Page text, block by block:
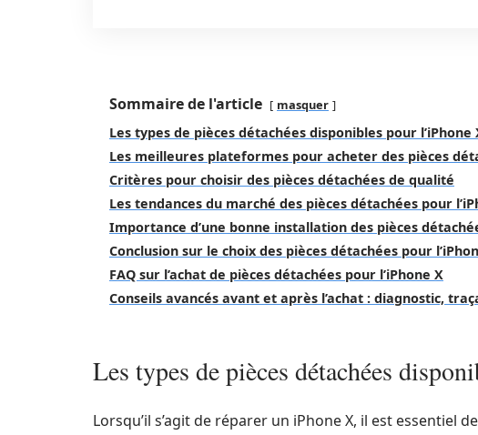
Sommaire de l'article masquer
Les types de pièces détachées disponibles pour l’iPhone
Les meilleures plateformes pour acheter des pièces
Critères pour choisir des pièces détachées de qualité
Les tendances du marché des pièces détachées pour
Importance d’une bonne installation des pièces
Conclusion sur le choix des pièces détachées pour
FAQ sur l’achat de pièces détachées pour l’iPhone X
Conseils avancés avant et après l’achat : diagnostic,
Les types de pièces détachées
Lorsqu’il s’agit de réparer un iPhone X, il est essentiel